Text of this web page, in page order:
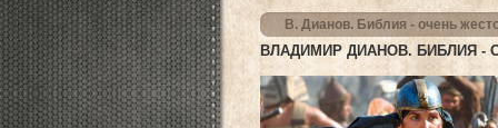
В. Дианов. Библия - очень
ВЛАДИМИР ДИАНОВ. БИБЛИЯ -